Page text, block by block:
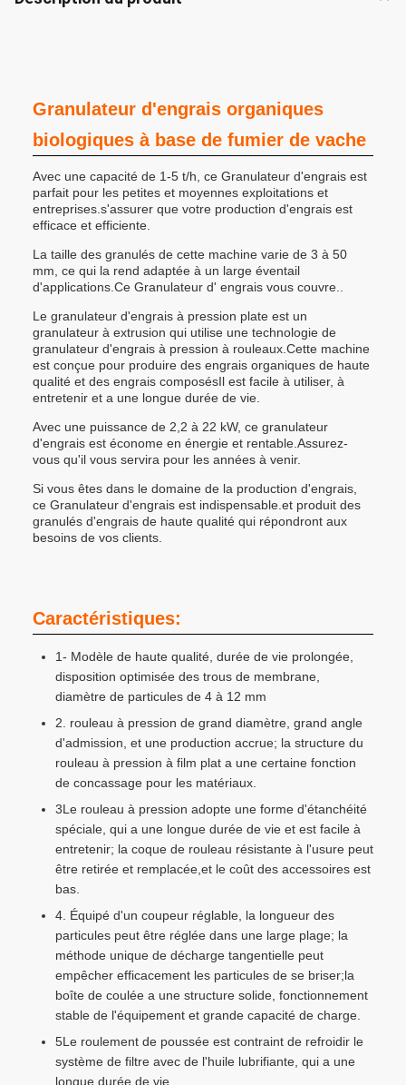
Granulateur d'engrais organiques
biologiques à base de fumier de vache
Avec une capacité de 1-5 t/h, ce Granulateur d'engrais est
parfait pour les petites et moyennes exploitations et
entreprises.s'assurer que votre production d'engrais est
efficace et efficiente.
La taille des granulés de cette machine varie de 3 à 50
mm, ce qui la rend adaptée à un large éventail
d'applications.Ce Granulateur d' engrais vous couvre..
Le granulateur d'engrais à pression plate est un
granulateur à extrusion qui utilise une technologie de
granulateur d'engrais à pression à rouleaux.Cette machine
est conçue pour produire des engrais organiques de haute
qualité et des engrais composésIl est facile à utiliser, à
entretenir et a une longue durée de vie.
Avec une puissance de 2,2 à 22 kW, ce granulateur
d'engrais est économe en énergie et rentable.Assurez-
vous qu'il vous servira pour les années à venir.
Si vous êtes dans le domaine de la production d'engrais,
ce Granulateur d'engrais est indispensable.et produit des
granulés d'engrais de haute qualité qui répondront aux
besoins de vos clients.
Caractéristiques:
1- Modèle de haute qualité, durée de vie prolongée,
disposition optimisée des trous de membrane,
diamètre de particules de 4 à 12 mm
2. rouleau à pression de grand diamètre, grand angle
d'admission, et une production accrue; la structure du
rouleau à pression à film plat a une certaine fonction
de concassage pour les matériaux.
3Le rouleau à pression adopte une forme d'étanchéité
spéciale, qui a une longue durée de vie et est facile à
entretenir; la coque de rouleau résistante à l'usure peut
être retirée et remplacée,et le coût des accessoires est
bas.
4. Équipé d'un coupeur réglable, la longueur des
particules peut être réglée dans une large plage; la
méthode unique de décharge tangentielle peut
empêcher efficacement les particules de se briser;la
boîte de coulée a une structure solide, fonctionnement
stable de l'équipement et grande capacité de charge.
5Le roulement de poussée est contraint de refroidir le
système de filtre avec de l'huile lubrifiante, qui a une
longue durée de vie.